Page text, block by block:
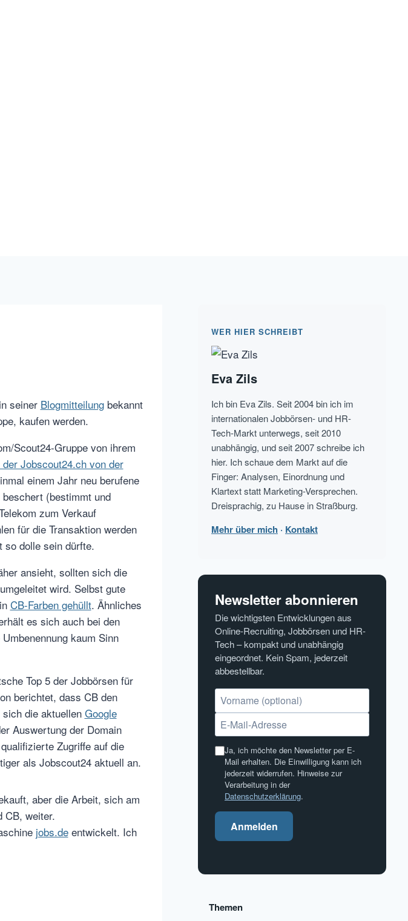
seiner Blogmitteilungbekannt
kaufen werden.
Scout24-Gruppe von ihrem
Jobscout24.ch von der
einem Jahr neu berufene
(bestimmt und
zum Verkauf
für die Transaktion werden
dolle sein dürfte.
ansieht, sollten sich die
wird. Selbst gute
CB-Farben gehüllt. Ähnliches
es sich auch bei den
kaum Sinn
Top 5 der Jobbörsen für
berichtet, dass CB den
die aktuellen Google
Auswertung der Domain
Zugriffe auf die
als Jobscout24 aktuell an.
aber die Arbeit, sich am
CB, weiter.
jobs.deentwickelt. Ich
WER HIER SCHREIBT
Eva Zils
Ich bin Eva Zils. Seit 2004 bin ich im
internationalen Jobbörsen- und HR-
Tech-Markt unterwegs, seit 2010
unabhängig, und seit 2007 schreibe ich
hier. Ich schaue dem Markt auf die
Finger: Analysen, Einordnung und
Klartext statt Marketing-Versprechen.
Dreisprachig, zu Hause in Straßburg.
Mehr über mich · Kontakt
Newsletter abonnieren
Die wichtigsten Entwicklungen aus
Online-Recruiting, Jobbörsen und HR-
Tech – kompakt und unabhängig
eingeordnet. Kein Spam, jederzeit
abbestellbar.
Ja, ich möchte den Newsletter per E-
Mail erhalten. Die Einwilligung kann ich
jederzeit widerrufen. Hinweise zur
Verarbeitung in der
Datenschutzerklärung.
Anmelden
Themen